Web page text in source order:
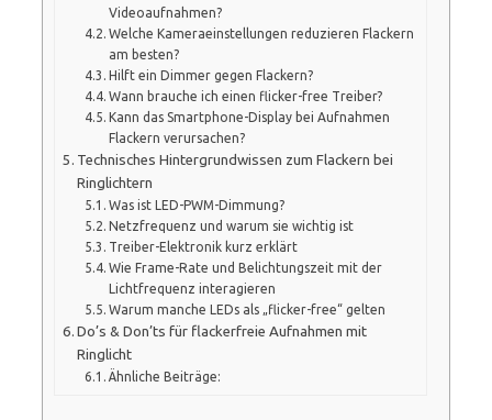
Videoaufnahmen?
Welche Kameraeinstellungen reduzieren Flackern
am besten?
Hilft ein Dimmer gegen Flackern?
Wann brauche ich einen flicker-free Treiber?
Kann das Smartphone-Display bei Aufnahmen
Flackern verursachen?
Technisches Hintergrundwissen zum Flackern bei
Ringlichtern
Was ist LED-PWM-Dimmung?
Netzfrequenz und warum sie wichtig ist
Treiber-Elektronik kurz erklärt
Wie Frame-Rate und Belichtungszeit mit der
Lichtfrequenz interagieren
Warum manche LEDs als „flicker-free“ gelten
Do’s & Don’ts für flackerfreie Aufnahmen mit
Ringlicht
Ähnliche Beiträge: